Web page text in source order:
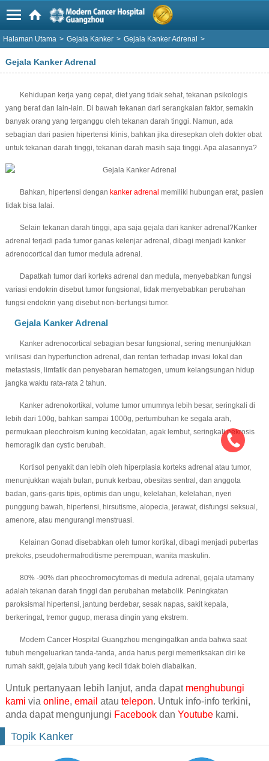
Halaman Utama > Gejala Kanker > Gejala Kanker Adrenal >
Gejala Kanker Adrenal
Kehidupan kerja yang cepat, diet yang tidak sehat, tekanan psikologis
yang berat dan lain-lain. Di bawah tekanan dari serangkaian faktor, semakin
banyak orang yang terganggu oleh tekanan darah tinggi. Namun, ada
sebagian dari pasien hipertensi klinis, bahkan jika diresepkan oleh dokter obat
untuk tekanan darah tinggi, tekanan darah masih saja tinggi. Apa alasannya?
Bahkan, hipertensi dengan kanker adrenal memiliki hubungan erat, pasien
tidak bisa lalai.
Selain tekanan darah tinggi, apa saja gejala dari kanker adrenal?Kanker
adrenal terjadi pada tumor ganas kelenjar adrenal, dibagi menjadi kanker
adrenocortical dan tumor medula adrenal.
Dapatkah tumor dari korteks adrenal dan medula, menyebabkan fungsi
variasi endokrin disebut tumor fungsional, tidak menyebabkan perubahan
fungsi endokrin yang disebut non-berfungsi tumor.
Gejala Kanker Adrenal
Kanker adrenocortical sebagian besar fungsional, sering menunjukkan
virilisasi dan hyperfunction adrenal, dan rentan terhadap invasi lokal dan
metastasis, limfatik dan penyebaran hematogen, umum kelangsungan hidup
jangka waktu rata-rata 2 tahun.
Kanker adrenokortikal, volume tumor umumnya lebih besar, seringkali di
lebih dari 100g, bahkan sampai 1000g, pertumbuhan ke segala arah,
permukaan pleochroism kuning kecoklatan, agak lembut, seringkali nekrosis
hemoragik dan cystic berubah.
Kortisol penyakit dan lebih oleh hiperplasia korteks adrenal atau tumor,
menunjukkan wajah bulan, punuk kerbau, obesitas sentral, dan anggota
badan, garis-garis tipis, optimis dan ungu, kelelahan, kelelahan, nyeri
punggung bawah, hipertensi, hirsutisme, alopecia, jerawat, disfungsi seksual,
amenore, atau mengurangi menstruasi.
Kelainan Gonad disebabkan oleh tumor kortikal, dibagi menjadi pubertas
prekoks, pseudohermafroditisme perempuan, wanita maskulin.
80% -90% dari pheochromocytomas di medula adrenal, gejala utamany
adalah tekanan darah tinggi dan perubahan metabolik. Peningkatan
paroksismal hipertensi, jantung berdebar, sesak napas, sakit kepala,
berkeringat, tremor gugup, merasa dingin yang ekstrem.
Modern Cancer Hospital Guangzhou mengingatkan anda bahwa saat
tubuh mengeluarkan tanda-tanda, anda harus pergi memeriksakan diri ke
rumah sakit, gejala tubuh yang kecil tidak boleh diabaikan.
Untuk pertanyaan lebih lanjut, anda dapat menghubungi
kami via online, email atau telepon. Untuk info-info terkini,
anda dapat mengunjungi Facebookdan Youtubekami.
Topik Kanker